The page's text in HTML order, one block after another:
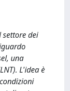
settore dei
una
L'idea è